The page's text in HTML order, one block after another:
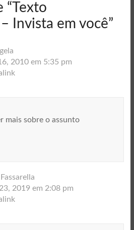
“ Texto
Invista em você”
2010 em 5:35 pm
mais sobre o assunto
2019 em 2:08 pm